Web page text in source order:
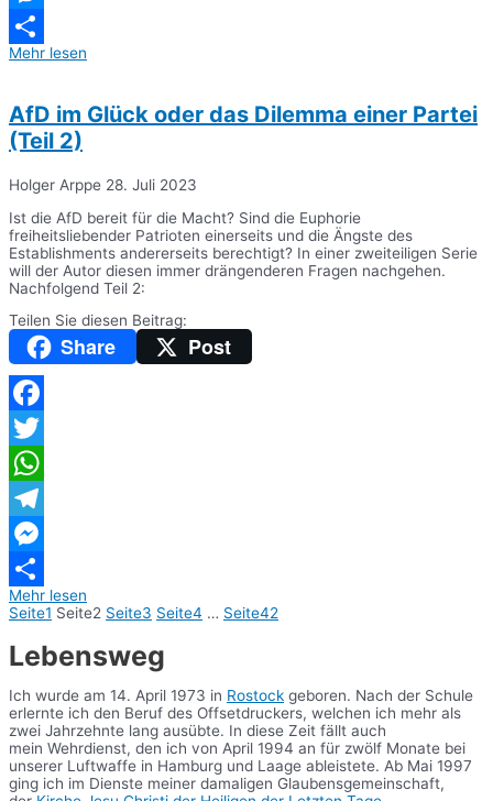
Messenger
Teilen
Mehr lesen
AfD im Glück oder das Dilemma einer Partei
(Teil 2)
Holger Arppe 28. Juli 2023
Ist die AfD bereit für die Macht? Sind die Euphorie
freiheitsliebender Patrioten einerseits und die Ängste des
Establishments andererseits berechtigt? In einer zweiteiligen Serie
will der Autor diesen immer drängenderen Fragen nachgehen.
Nachfolgend Teil 2:
Teilen Sie diesen Beitrag:
Share Post
Facebook
Twitter
WhatsApp
Telegram
Messenger
Teilen
Mehr lesen
Seite1 Seite2 Seite3 Seite4 … Seite42
Lebensweg
Ich wurde am 14. April 1973 in Rostock geboren. Nach der Schule
erlernte ich den Beruf des Offsetdruckers, welchen ich mehr als
zwei Jahrzehnte lang ausübte. In diese Zeit fällt auch
mein Wehrdienst, den ich von April 1994 an für zwölf Monate bei
unserer Luftwaffe in Hamburg und Laage ableistete. Ab Mai 1997
ging ich im Dienste meiner damaligen Glaubensgemeinschaft,